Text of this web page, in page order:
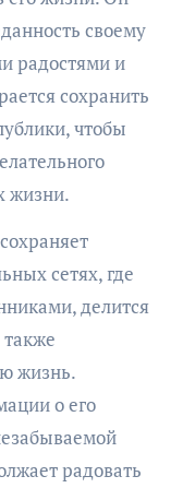
своему
радостями и
сохранить
чтобы
жизни.
сетях, где
делится
жизнь.
о его
радовать